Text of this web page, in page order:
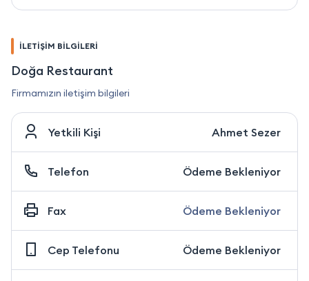
İLETİŞİM BİLGİLERİ
Doğa Restaurant
Firmamızın iletişim bilgileri
Yetkili Kişi Ahmet Sezer
Telefon Ödeme Bekleniyor
Fax Ödeme Bekleniyor
Cep Telefonu Ödeme Bekleniyor